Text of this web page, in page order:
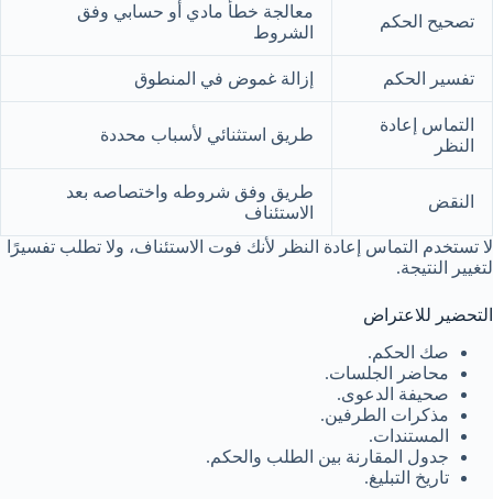
تصحيح الحكم
معالجة خطأ مادي أو حسابي وفق
الشروط
تفسير الحكم إزالة غموض في المنطوق
التماس إعادة
النظر
طريق استثنائي لأسباب محددة
النقض
طريق وفق شروطه واختصاصه بعد
الاستئناف
لا تستخدم التماس إعادة النظر لأنك فوت الاستئناف، ولا تطلب تفسيرًا
لتغيير النتيجة.
التحضير للاعتراض
صك الحكم.
محاضر الجلسات.
صحيفة الدعوى.
مذكرات الطرفين.
المستندات.
جدول المقارنة بين الطلب والحكم.
تاريخ التبليغ.